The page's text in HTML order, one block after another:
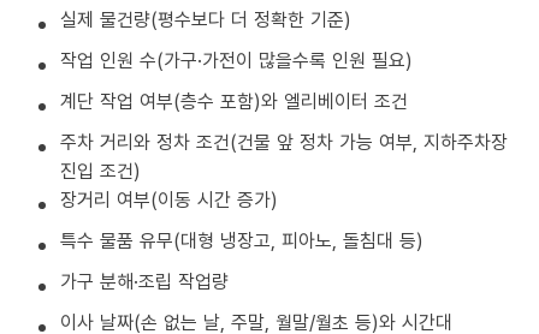
실제 물건량(평수보다 더 정확한 기준)
작업 인원 수(가구·가전이 많을수록 인원 필요)
계단 작업 여부(층수 포함)와 엘리베이터 조건
주차 거리와 정차 조건(건물 앞 정차 가능 여부, 지하주차장
진입 조건)
장거리 여부(이동 시간 증가)
특수 물품 유무(대형 냉장고, 피아노, 돌침대 등)
가구 분해·조립 작업량
이사 날짜(손 없는 날, 주말, 월말/월초 등)와 시간대